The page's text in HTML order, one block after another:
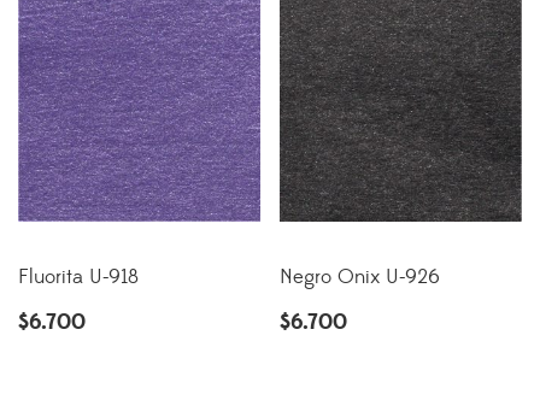
Fluorita U-918
$6.700
Negro Onix U-926
$6.700